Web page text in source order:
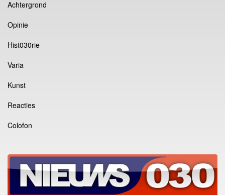
Achtergrond
Opinie
Hist030rie
Varia
Kunst
Reacties
Colofon